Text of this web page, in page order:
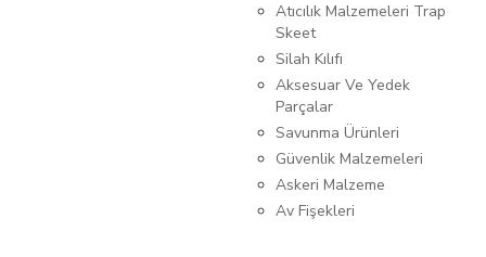
Atıcılık Malzemeleri Trap
Skeet
Silah Kılıfı
Aksesuar Ve Yedek
Parçalar
Savunma Ürünleri
Güvenlik Malzemeleri
Askeri Malzeme
Av Fişekleri